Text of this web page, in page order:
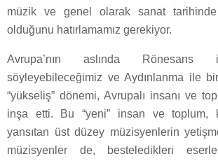
müzik ve genel olarak sanat
olduğunu hatırlamamız gerekiyor.
Avrupa’nın aslında Rönesans
söyleyebileceğimiz ve Aydınlanma ile
“yükseliş” dönemi, Avrupalı insanı ve
inşa etti. Bu “yeni” insan ve toplum,
yansıtan üst düzey müzisyenlerin
müzisyenler de, besteledikleri